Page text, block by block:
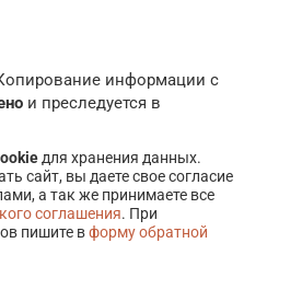
информации с
и преследуется в
для хранения данных.
сайт, вы даете свое согласие
а так же принимаете все
соглашения. При
пишите вформу обратной